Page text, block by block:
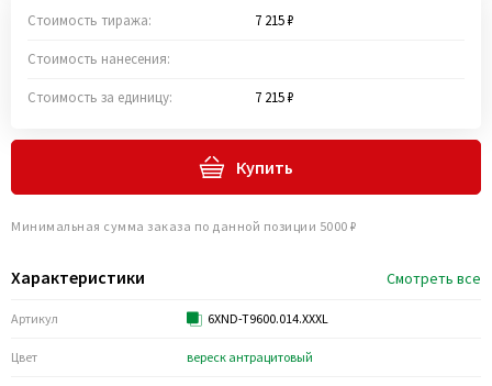
Характеристики Смотреть все
Артикул 6XND-T9600.014.XXXL
Цвет вереск антрацитовый
Стоимость тиража: 7 215 ₽
Стоимость нанесения:
Стоимость за единицу: 7 215 ₽
Купить
Минимальная сумма заказа по данной позиции 5000 ₽